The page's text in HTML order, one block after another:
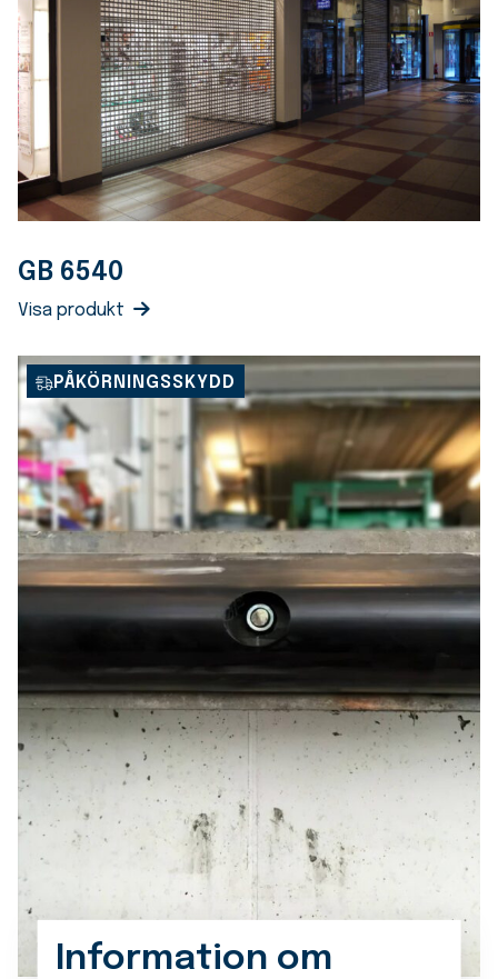
GB 6540
Visa produkt
PÅKÖRNINGSSKYDD
Information om